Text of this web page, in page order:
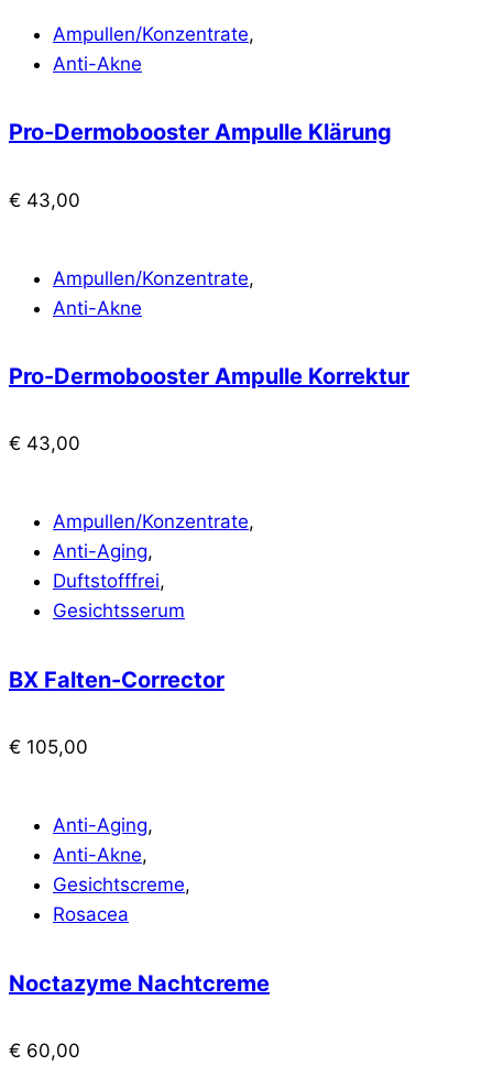
Ampullen/Konzentrate,
Anti-Akne
Pro-Dermobooster Ampulle Klärung
€ 43,00
Ampullen/Konzentrate,
Anti-Akne
Pro-Dermobooster Ampulle Korrektur
€ 43,00
Ampullen/Konzentrate,
Anti-Aging,
Duftstofffrei,
Gesichtsserum
BX Falten-Corrector
€ 105,00
Anti-Aging,
Anti-Akne,
Gesichtscreme,
Rosacea
Noctazyme Nachtcreme
€ 60,00